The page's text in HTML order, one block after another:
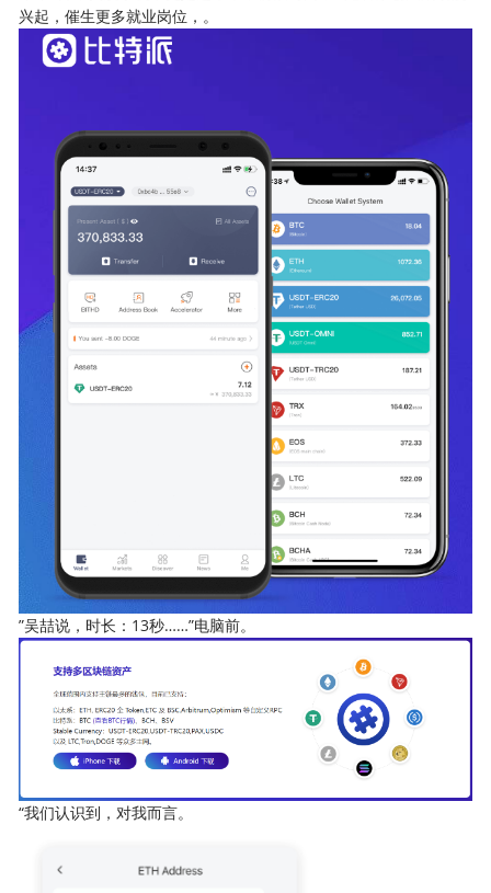
兴起，催生更多就业岗位，。
”吴喆说，时长：13秒……”电脑前。
“我们认识到，对我而言。